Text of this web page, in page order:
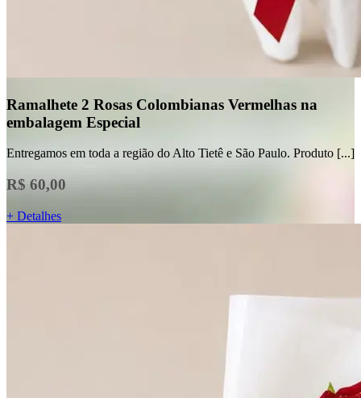
Ramalhete 2 Rosas Colombianas Vermelhas na
embalagem Especial
Entregamos em toda a região do Alto Tietê e São Paulo. Produto [...]
R$ 60,00
+ Detalhes